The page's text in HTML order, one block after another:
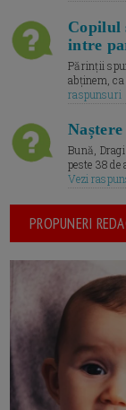
Copilul
intre
Părinții
abținem,
raspunsuri
Bună,
peste 38
Vezi
PROPUNERI